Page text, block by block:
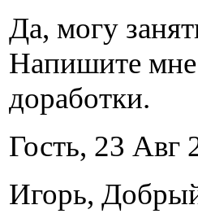
Да, могу
Напишите мне
доработки.
Гость, 23 Авг
Игорь,